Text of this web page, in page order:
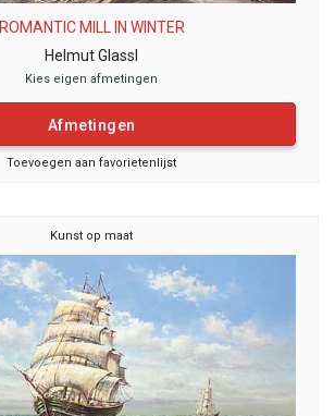
ROMANTIC MILL IN WINTER
Helmut Glassl
Kies eigen afmetingen
Afmetingen
Toevoegen aan favorietenlijst
Kunst op maat